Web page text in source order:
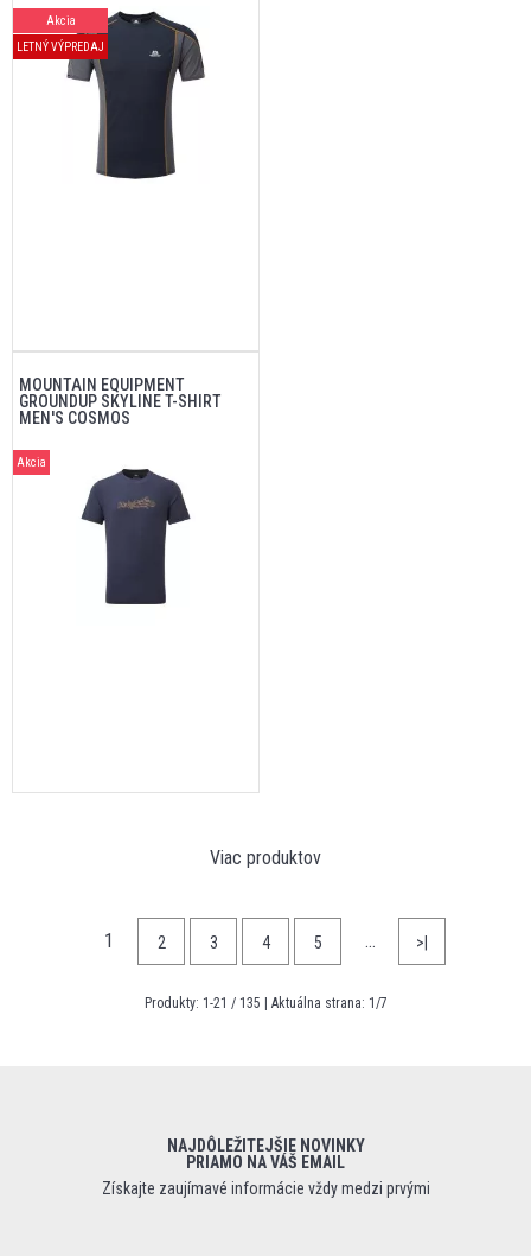
Akcia
LETNÝ VÝPREDAJ
MOUNTAIN EQUIPMENT
GROUNDUP SKYLINE T-SHIRT
MEN'S COSMOS
Akcia
Viac produktov
1 2 3 4 5 … >|
Produkty: 1-21 / 135 | Aktuálna strana: 1/7
NAJDÔLEŽITEJŠIE NOVINKY
PRIAMO NA VÁŠ EMAIL
Získajte zaujímavé informácie vždy medzi prvými